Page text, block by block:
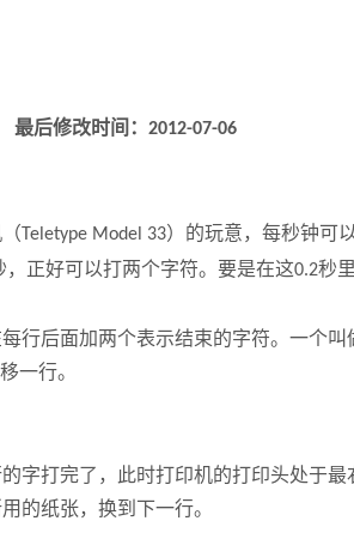
最后修改时间： 2012-07-06
Teletype Model 33）的玩意，每秒钟可
，正好可以打两个字符。要是在这0.2秒
行后面加两个表示结束的字符。一个
一行。
字打完了，此时打印机的打印头处于
的纸张，换到下一行。